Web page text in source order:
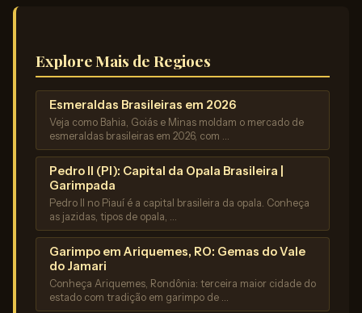
Explore Mais de Regioes
Esmeraldas Brasileiras em 2026
Veja como Bahia, Goiás e Minas moldam o mercado de
esmeraldas brasileiras em 2026, com …
Pedro II (PI): Capital da Opala Brasileira |
Garimpada
Pedro II no Piauí é a capital brasileira da opala. Conheça
as jazidas, tipos de opala, …
Garimpo em Ariquemes, RO: Gemas do Vale
do Jamari
Conheça Ariquemes, Rondônia: terceira maior cidade do
estado com tradição em garimpo de …